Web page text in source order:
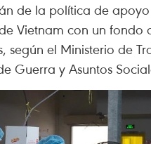
de la política de
Vietnam con un fondo
según el Ministerio de
Guerra y Asuntos